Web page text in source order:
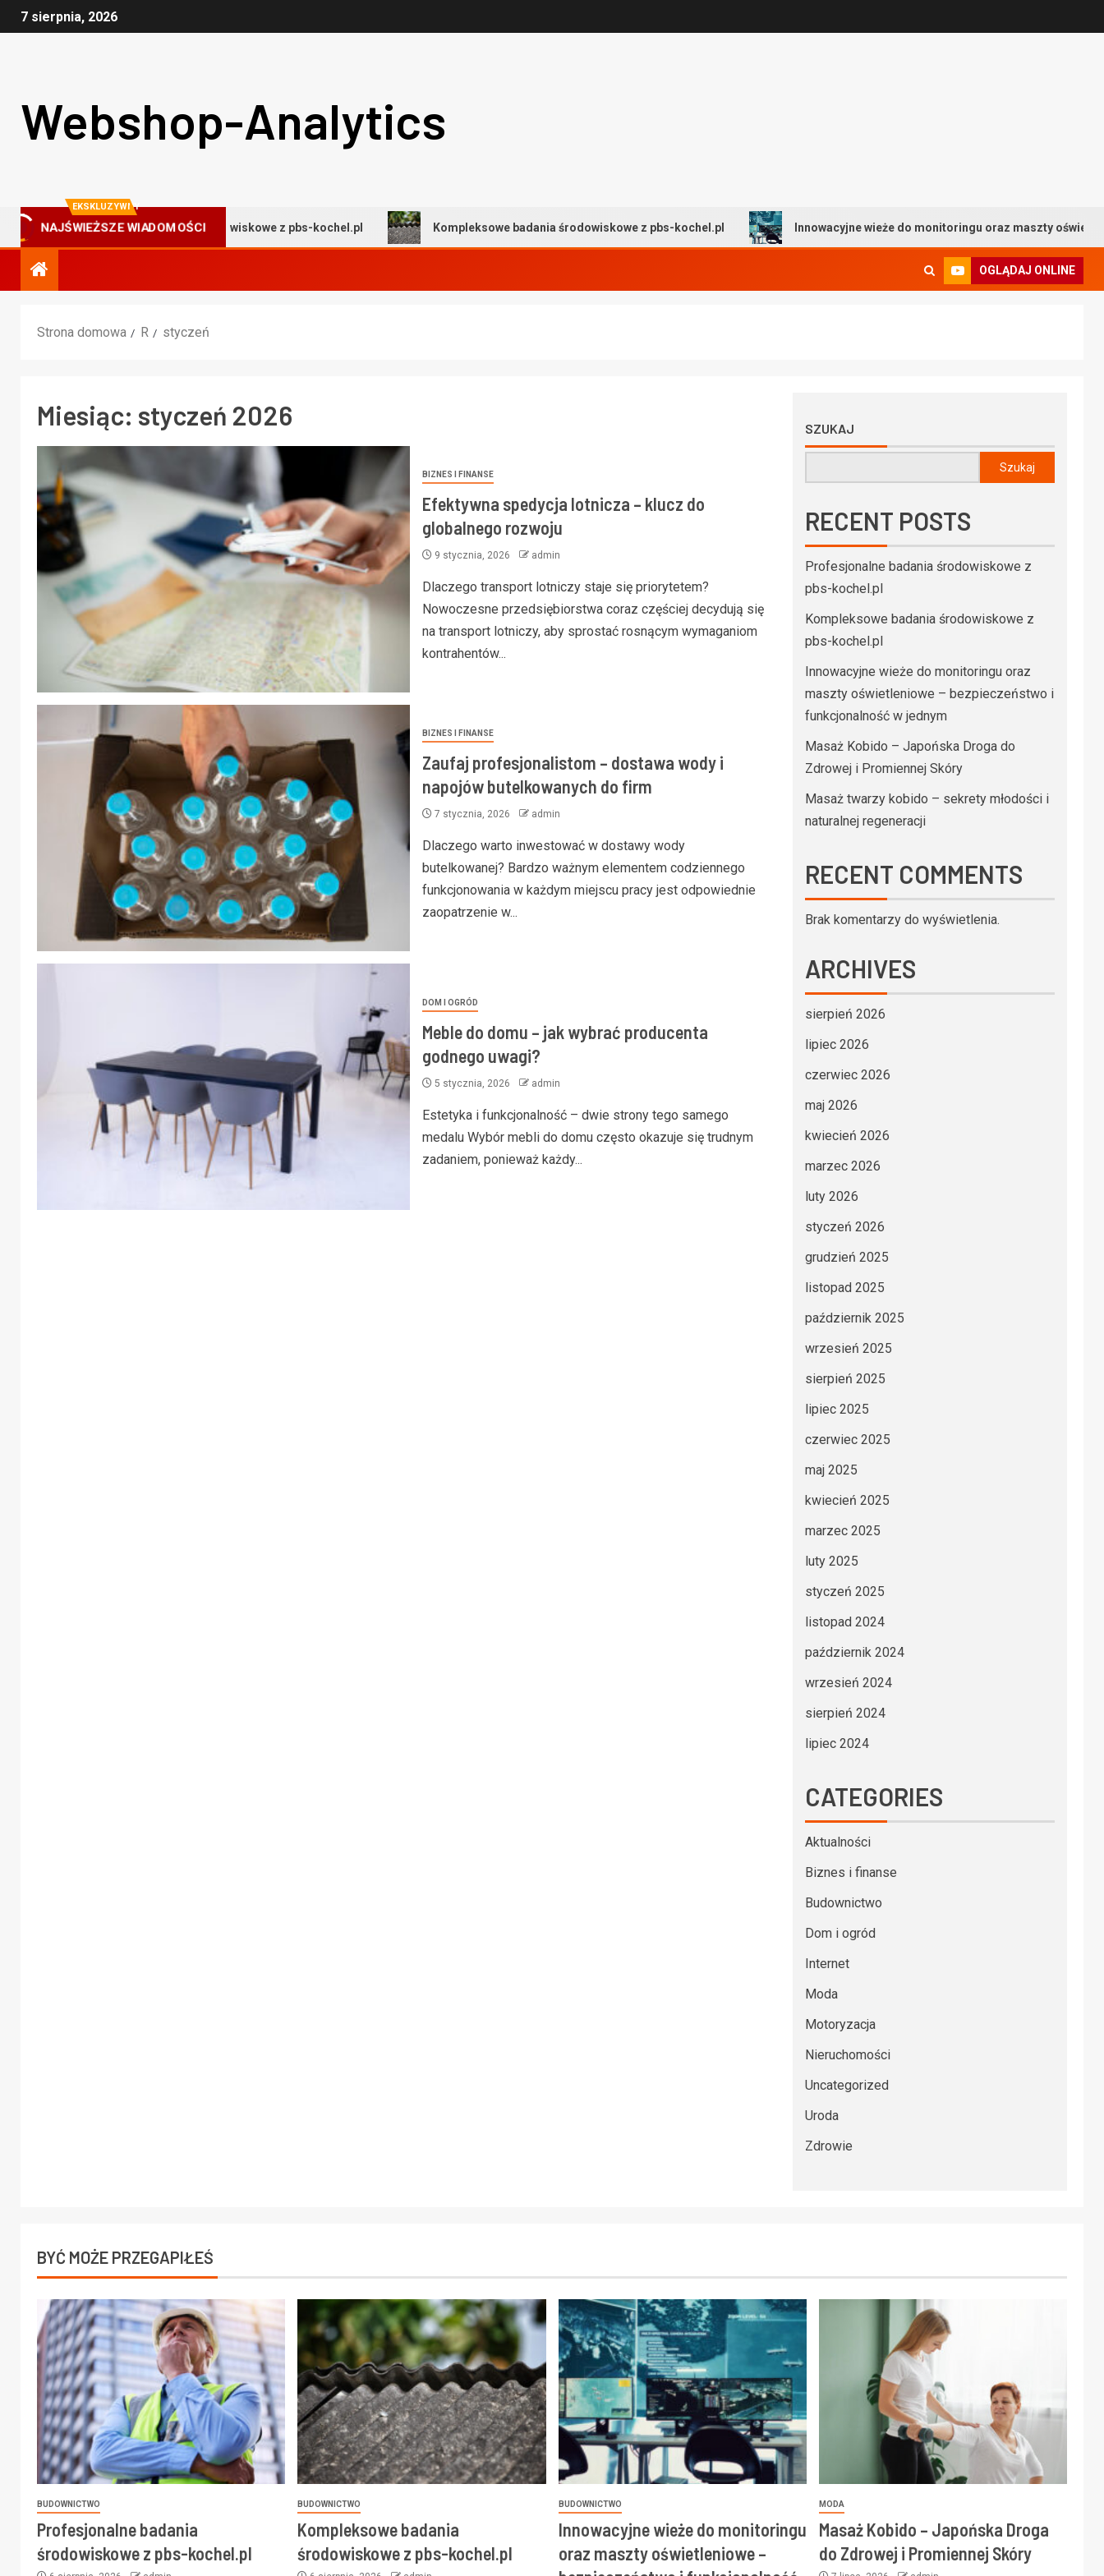
7 sierpnia, 2026
Webshop-Analytics
EKSKLUZYWNY
NAJŚWIEŻSZE WIADOMOŚCI
Profesjonalne badania środowiskowe z pbs-kochel.pl Kompleksowe badania środowiskowe z pbs-kochel.pl Innowacyjne wieże do monitoringu oraz maszty oświetleniowe
OGLĄDAJ ONLINE
Strona domowa R styczeń
Miesiąc: styczeń 2026
BIZNES I FINANSE
Efektywna spedycja lotnicza – klucz do
globalnego rozwoju
9 stycznia, 2026 admin
Dlaczego transport lotniczy staje się priorytetem?
Nowoczesne przedsiębiorstwa coraz częściej decydują się
na transport lotniczy, aby sprostać rosnącym wymaganiom
kontrahentów...
BIZNES I FINANSE
Zaufaj profesjonalistom – dostawa wody i
napojów butelkowanych do firm
7 stycznia, 2026 admin
Dlaczego warto inwestować w dostawy wody
butelkowanej? Bardzo ważnym elementem codziennego
funkcjonowania w każdym miejscu pracy jest odpowiednie
zaopatrzenie w...
DOM I OGRÓD
Meble do domu – jak wybrać producenta
godnego uwagi?
5 stycznia, 2026 admin
Estetyka i funkcjonalność – dwie strony tego samego
medalu Wybór mebli do domu często okazuje się trudnym
zadaniem, ponieważ każdy...
SZUKAJ
Szukaj
RECENT POSTS
Profesjonalne badania środowiskowe z
pbs-kochel.pl
Kompleksowe badania środowiskowe z
pbs-kochel.pl
Innowacyjne wieże do monitoringu oraz
maszty oświetleniowe – bezpieczeństwo i
funkcjonalność w jednym
Masaż Kobido – Japońska Droga do
Zdrowej i Promiennej Skóry
Masaż twarzy kobido – sekrety młodości i
naturalnej regeneracji
RECENT COMMENTS
Brak komentarzy do wyświetlenia.
ARCHIVES
sierpień 2026
lipiec 2026
czerwiec 2026
maj 2026
kwiecień 2026
marzec 2026
luty 2026
styczeń 2026
grudzień 2025
listopad 2025
październik 2025
wrzesień 2025
sierpień 2025
lipiec 2025
czerwiec 2025
maj 2025
kwiecień 2025
marzec 2025
luty 2025
styczeń 2025
listopad 2024
październik 2024
wrzesień 2024
sierpień 2024
lipiec 2024
CATEGORIES
Aktualności
Biznes i finanse
Budownictwo
Dom i ogród
Internet
Moda
Motoryzacja
Nieruchomości
Uncategorized
Uroda
Zdrowie
BYĆ MOŻE PRZEGAPIŁEŚ
BUDOWNICTWO
Profesjonalne badania
środowiskowe z pbs-kochel.pl
BUDOWNICTWO
Kompleksowe badania
środowiskowe z pbs-kochel.pl
BUDOWNICTWO
Innowacyjne wieże do monitoringu
oraz maszty oświetleniowe –
MODA
Masaż Kobido – Japońska Droga
do Zdrowej i Promiennej Skóry